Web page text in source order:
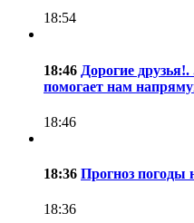
18:54
18:46 Дорогие
помогает нам
18:46
18:36 Прогноз погоды
18:36